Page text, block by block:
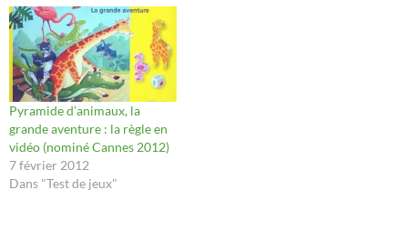
Pyramide d’animaux, la
grande aventure : la règle en
vidéo (nominé Cannes 2012)
7 février 2012
Dans "Test de jeux"